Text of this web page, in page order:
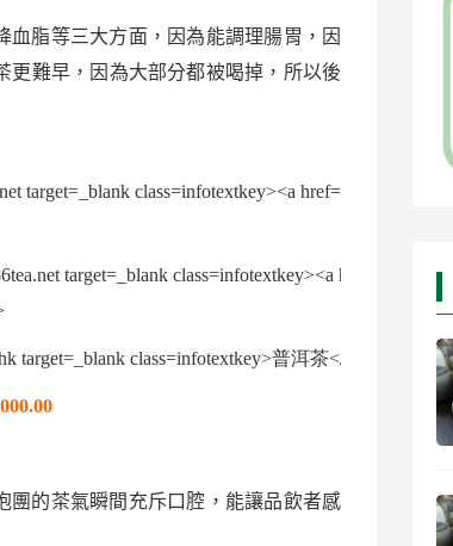
脂等三大方面，因為能調理腸胃，因
更難早，因為大部分都被喝掉，所以後
團的茶氣瞬間充斥口腔，能讓品飲者感